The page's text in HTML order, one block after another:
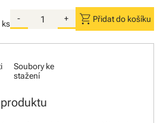
ks
- + shopping_cart Přidat do košíku
Soubory ke
stažení